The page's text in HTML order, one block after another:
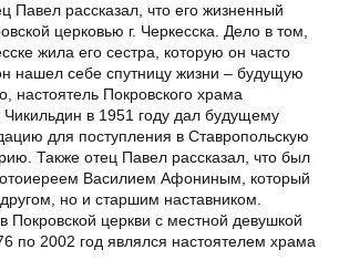
Павел рассказал, что его жизненный
церковью г. Черкесска. Дело в том,
жила его сестра, которую он часто
нашел себе спутницу жизни – будущую
настоятель Покровского храма
в 1951 году дал будущему
для поступления в Ставропольскую
Также отец Павел рассказал, что был
Василием Афониным, который
но и старшим наставником.
Покровской церкви с местной девушкой
по 2002 год являлся настоятелем храма